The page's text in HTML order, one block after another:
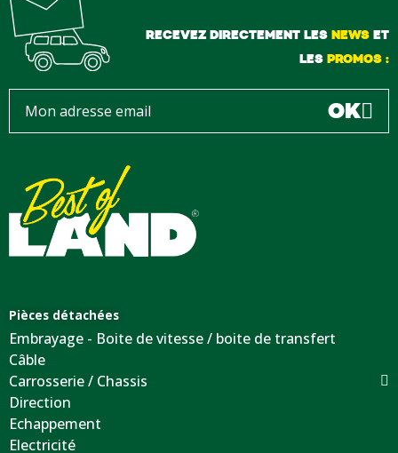
RECEVEZ DIRECTEMENT LES NEWSET
LES PROMOS :
OK
Pièces détachées
Embrayage - Boite de vitesse / boite de transfert
Câble
Carrosserie / Chassis
Direction
Echappement
Electricité